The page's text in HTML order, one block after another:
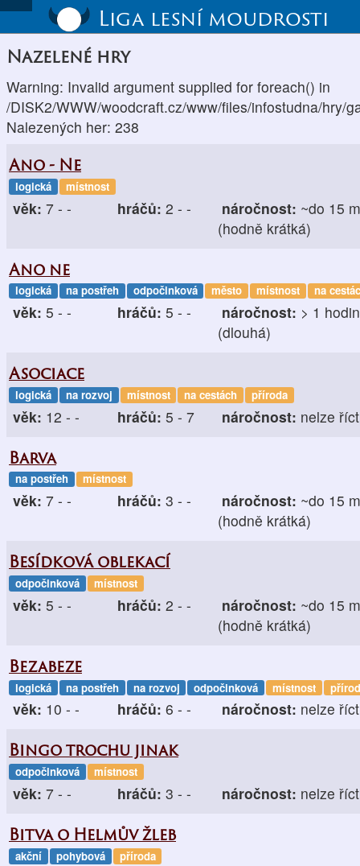
Liga lesní moudrosti
Nazelené hry
Warning: Invalid argument supplied for foreach() in
/DISK2/WWW/woodcraft.cz/www/files/infostudna/hry/
Nalezených her: 238
Ano - Ne
logická místnost
věk: 7 - - hráčů: 2 - - náročnost: ~do 15
(hodně krátká)
Ano ne
logická na postřeh odpočinková město místnost na
věk: 5 - - hráčů: 5 - - náročnost: > 1
(dlouhá)
Asociace
logická na rozvoj místnost na cestách příroda
věk: 12 - - hráčů: 5 - 7 náročnost: nelze říct
Barva
na postřeh místnost
věk: 7 - - hráčů: 3 - - náročnost: ~do 15
(hodně krátká)
Besídková oblekací
odpočinková místnost
věk: 5 - - hráčů: 2 - - náročnost: ~do 15
(hodně krátká)
Bezabeze
logická na postřeh na rozvoj odpočinková místnost
věk: 10 - - hráčů: 6 - - náročnost: nelze říct
Bingo trochu jinak
odpočinková místnost
věk: 7 - - hráčů: 3 - - náročnost: nelze říct
Bitva o Helmův žleb
akční pohybová příroda